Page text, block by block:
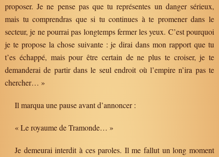
proposer. Je ne pense pas que tu représentes un danger sérieux,
mais tu comprendras que si tu continues à te promener dans le
secteur, je ne pourrai pas longtemps fermer les yeux. C’est pourquoi
je te propose la chose suivante : je dirai dans mon rapport que tu
t’es échappé, mais pour être certain de ne plus te croiser, je te
demanderai de partir dans le seul endroit où l’empire n’ira pas te
chercher… »
Il marqua une pause avant d’annoncer :
« Le royaume de Tramonde… »
Je demeurai interdit à ces paroles. Il me fallut un long moment